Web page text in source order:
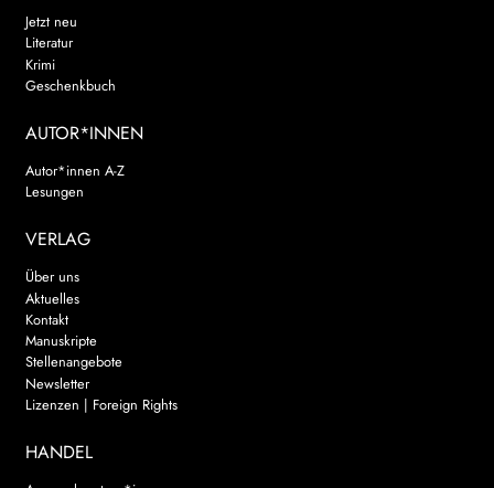
Jetzt neu
Literatur
Krimi
Geschenkbuch
AUTOR*INNEN
Autor*innen A-Z
Lesungen
VERLAG
Über uns
Aktuelles
Kontakt
Manuskripte
Stellenangebote
Newsletter
Lizenzen | Foreign Rights
HANDEL